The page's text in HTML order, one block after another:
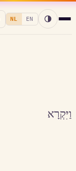
NL EN
וַיִּקְרָא